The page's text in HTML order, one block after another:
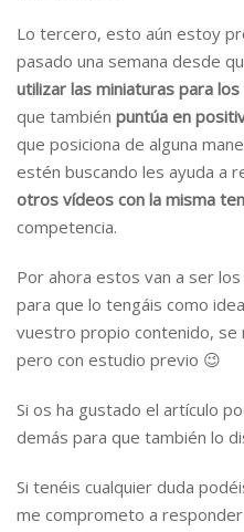
Lo tercero, esto aún estoy
pasado una semana desde
utilizar las miniaturas para
que también puntúa en
que posiciona de alguna
estén buscando les ayuda a
otros vídeos con la misma
competencia.
Por ahora estos van a ser
para que lo tengáis como
vuestro propio contenido, se
pero con estudio previo 😉
Si os ha gustado el artículo
demás para que también lo
Si tenéis cualquier duda
me comprometo a